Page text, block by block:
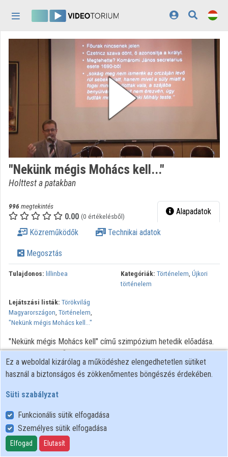
Bejelentkezés
Kategóriák
Lejátszási listák
Intézmények
Közreműködők
"Nekünk mégis Mohács kell..."
Holttest a patakban
996 megtekintés
0.00 (0 értékelésből) Alapadatok
Közreműködők Technikai adatok
Megosztás
Tulajdonos: lillinbea Kategóriák: Történelem, Újkori
történelem
Lejátszási listák: Törökvilág
Magyarországon, Történelem,
"Nekünk mégis Mohács kell..."
"Nekünk mégis Mohács kell" című szimpózium hetedik előadása.
Előadásomban a filológus-történész eszközeivel próbálom
megvizsgálni, milyen állítások tehetők II. Lajos halálával, a holttest
fellelésének körülményeivel és az azonosítással kapcsolatban,
illetve hogy van-e okunk arra gyanakodni, hogy 1526
király holttestének felkutatásával kapcsolatban a
kulcsdokumentum Sárffy Ferenc levele, a kulcsszereplő pedig a
holttestet megtaláló és azonosító kamarás, Czetricz Ulrich.
Előadásom első felében azt kívánom tisztázni, hogy a Sárffy-levél
Ez a weboldal kizárólag a működéshez elengedhetetlen sütiket
használ a biztonságos és zökkenőmentes böngészés érdekében.
Süti szabályzat
Funkcionális sütik elfogadása
Személyes sütik elfogadása
Elfogad Elutasít